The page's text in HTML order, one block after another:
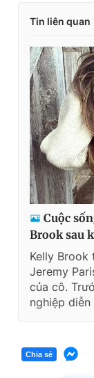
Tin liên quan
Cuộc
Brook sau
Kelly Brook
Jeremy
của cô.
nghiệp
Chia sẻ